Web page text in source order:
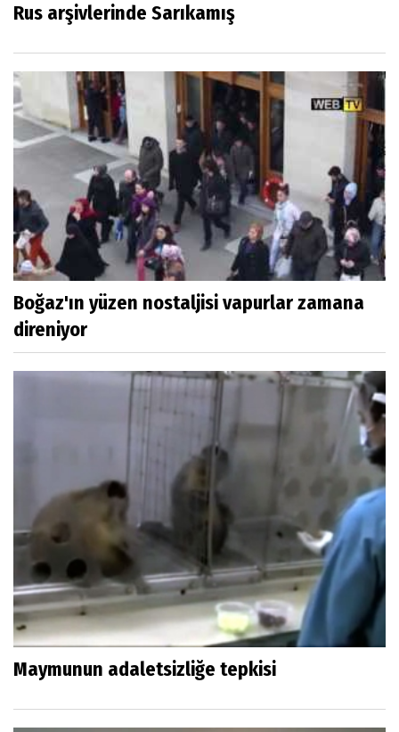
Rus arşivlerinde Sarıkamış
Boğaz'ın yüzen nostaljisi vapurlar zamana
direniyor
Maymunun adaletsizliğe tepkisi